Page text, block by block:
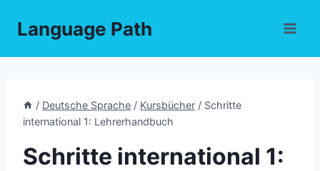
Language Path
/ Deutsche Sprache / Kursbücher / Schritte
international 1: Lehrerhandbuch
Schritte international 1: